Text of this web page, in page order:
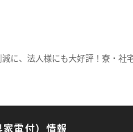
に、法人様にも大好評！寮・社
電付）情報